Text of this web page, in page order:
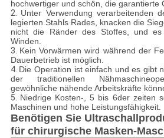
hochwertiger und schön, die garantierte
2. Unter Verwendung verarbeitenden
legierten Stahls Rades, knacken die
nicht die Ränder des Stoffes, und
Winden.
3. Kein Vorwärmen wird während der
Dauerbetrieb ist möglich.
4. Die Operation ist einfach und es gibt
der traditionellen
gewöhnliche nähende Arbeitskräfte
5. Niedrige Kosten-, 5 bis 6der zeiten
Maschinen und hohe Leistungsfähigkeit.
Benötigen Sie
für chirurgische Masken-